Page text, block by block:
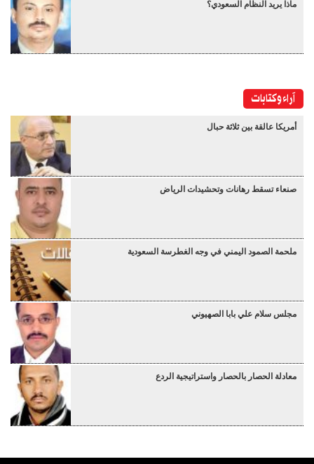
ماذا يريد النظام السعودي؟
آراء وكتابات
أمريكا عالقة بين ثلاثة حبال
صنعاء تسقط رهانات وتحشيدات الرياض
ملحمة الصمود اليمني في وجه الغطرسة السعودية
مجلس سلام علي بابا الصهيوني
معادلة الحصار بالحصار واستراتيجية الردع